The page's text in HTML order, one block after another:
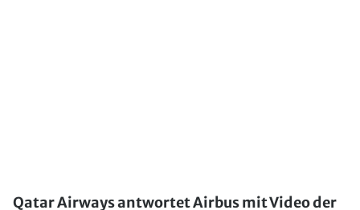
Qatar Airways antwortet Airbus mit Video der